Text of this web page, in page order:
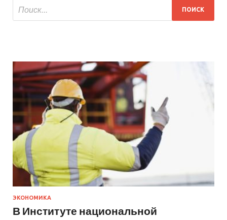
ЭКОНОМИКА
В Институте национальной